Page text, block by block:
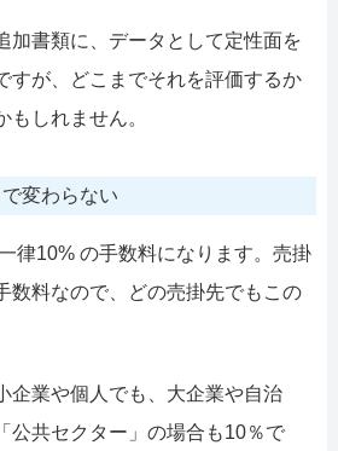
加書類に、データとして定性面を
すが、どこまでそれを評価するか
もしれません。
変わらない
律10% の手数料になります。売掛
数料なので、どの売掛先でもこの
企業や個人でも、大企業や自治
公共セクター」の場合も10％で